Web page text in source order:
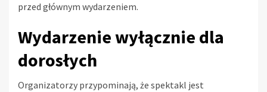
przed głównym wydarzeniem.
Wydarzenie wyłącznie dla
dorosłych
Organizatorzy przypominają, że spektakl jest